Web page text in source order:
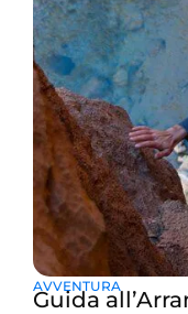
AVVENTURA
Guida